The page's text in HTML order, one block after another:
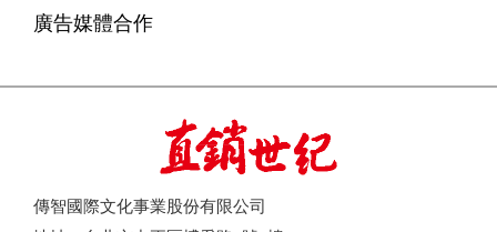
廣告媒體合作
傳智國際文化事業股份有限公司